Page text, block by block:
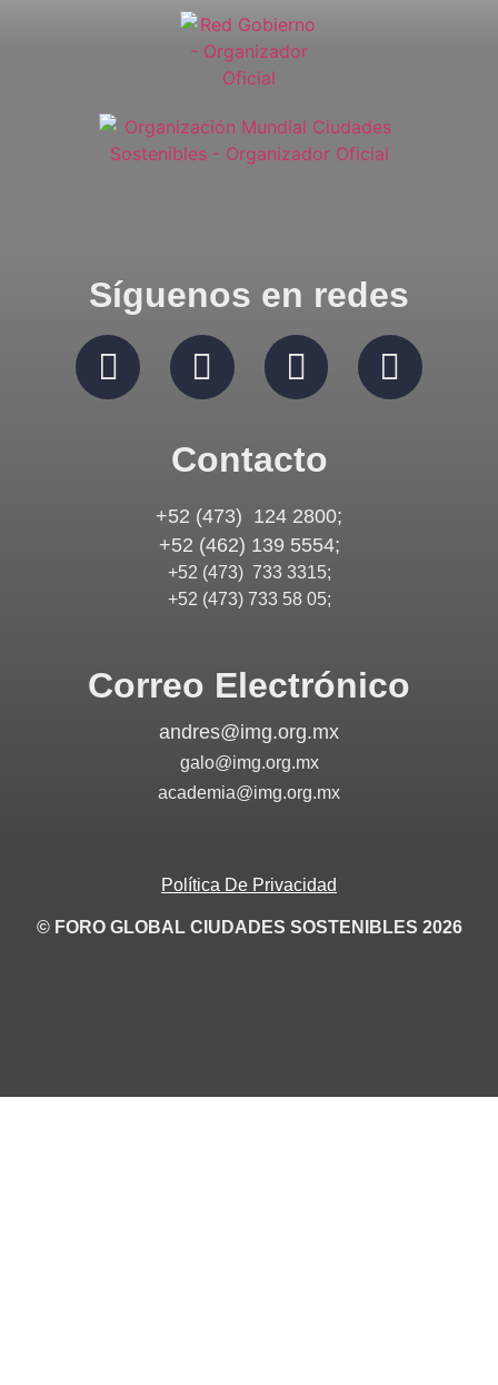
Síguenos en redes
Contacto
+52 (473) 124 2800;
+52 (462) 139 5554;
+52 (473) 733 3315;
+52 (473) 733 58 05;
Correo Electrónico
andres@img.org.mx
galo@img.org.mx
academia@img.org.mx
Política De Privacidad
© FORO GLOBAL CIUDADES SOSTENIBLES 2026